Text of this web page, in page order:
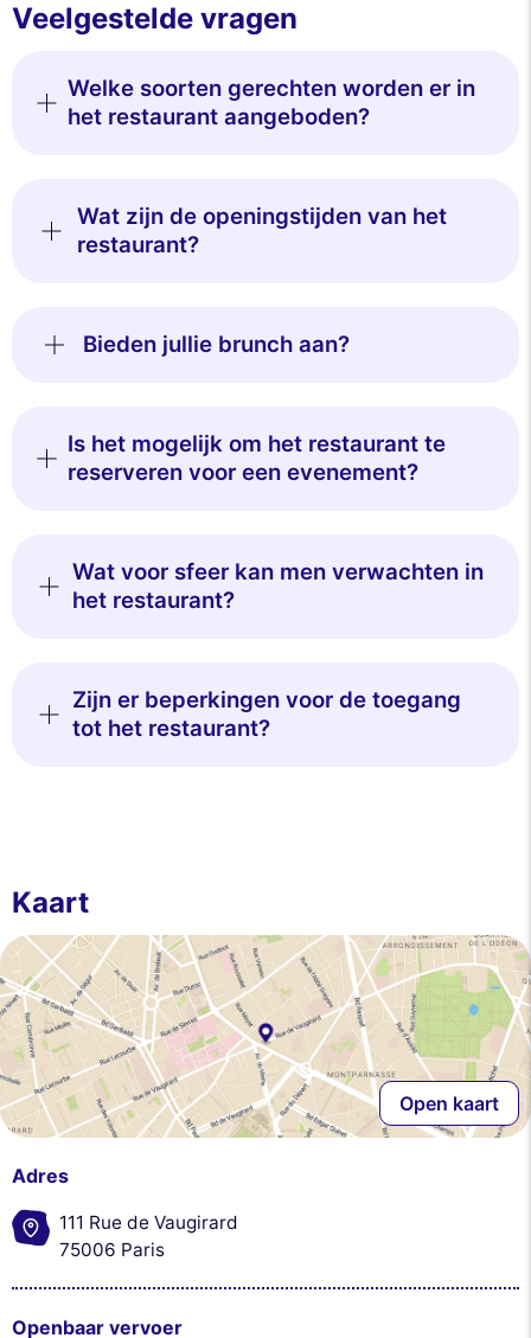
Veelgestelde vragen
Welke soorten gerechten worden er in
het restaurant aangeboden?
Wat zijn de openingstijden van het
restaurant?
Bieden jullie brunch aan?
Is het mogelijk om het restaurant te
reserveren voor een evenement?
Wat voor sfeer kan men verwachten in
het restaurant?
Zijn er beperkingen voor de toegang
tot het restaurant?
Kaart
Open kaart
Adres
111 Rue de Vaugirard
75006 Paris
Openbaar vervoer